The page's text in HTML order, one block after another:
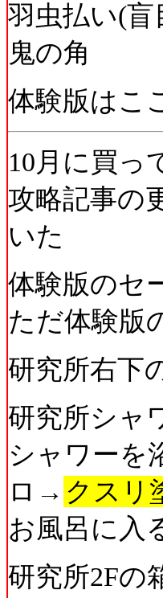
羽虫払い(盲
鬼の角
体験版はこ
10月に買っ
攻略記事の
いた
体験版のセ
ただ体験版
研究所右下
研究所シャ
シャワーを
ロ→ クスリ
お風呂に入
研究所2Fの